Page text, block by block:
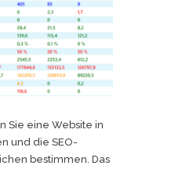
Sie eine Website in
und die SEO-
bestimmen. Das